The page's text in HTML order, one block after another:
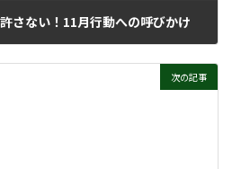
さない！11月行動への呼びかけ
次の記事